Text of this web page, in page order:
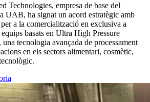
Technologies, empresa de base del
UAB, ha signat un acord estratègic amb
a la comercialització en exclusiva a
basats en Ultra High Pressure
tecnologia avançada de processament
en els sectors alimentari, cosmètic,